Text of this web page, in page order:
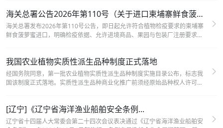
海关总署公告2026年第110号（关于进口柬埔寨鲜食菠萝蜜植物检疫要求的公告）
海关总署发布2026年第110号公告，即日起允许符合植物检疫要求的柬埔寨
鲜食菠萝蜜进口，明确检疫依据、允许进境商品、果园与包装厂注册要求及
我国农业植物实质性派生品种制度正式落地
经国务院同意，第一批农业植物实质性派生品种制度实施目录公布，标志我
国该制度正式落地。实质性派生品种商业化推广前须经原始品种权人许可并
[辽宁]《辽宁省海洋渔业船舶安全条例...
辽宁省十四届人大常委会第二十四次会议表决通过《辽宁省海洋渔业船舶安